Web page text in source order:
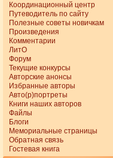
Координационный центр
Путеводитель по сайту
Полезные советы новичкам
Произведения
Комментарии
ЛитО
Форум
Текущие конкурсы
Авторские анонсы
Избранные авторы
Авто(р)портреты
Книги наших авторов
Файлы
Блоги
Мемориальные страницы
Обратная связь
Гостевая книга